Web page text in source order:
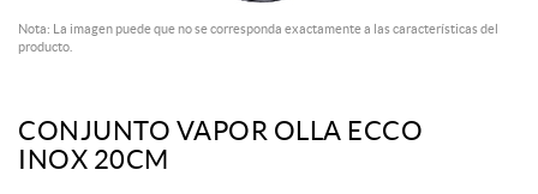
Nota: La imagen puede que no se corresponda exactamente a las características del
producto.
CONJUNTO VAPOR OLLA ECCO
INOX 20CM